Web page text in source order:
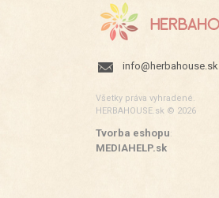
info@herbahouse.sk
Všetky práva vyhradené.
HERBAHOUSE.sk © 2026
Tvorba eshopu:
MEDIAHELP.sk